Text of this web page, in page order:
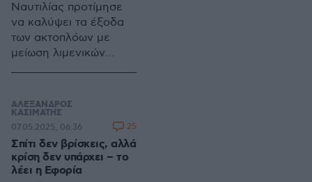
Ναυτιλίας προτίμησε
να καλύψει τα έξοδα
των ακτοπλόων με
μείωση λιμενικών
μεταφέροντας το
βάρος στους
φορολογούμενους
ΑΛΕΞΑΝΔΡΟΣ
ΚΑΣΙΜΑΤΗΣ
Σπίτι δεν βρίσκεις, αλλά
κρίση δεν υπάρχει – το
λέει η Εφορία
07.05.2025, 06:36 25